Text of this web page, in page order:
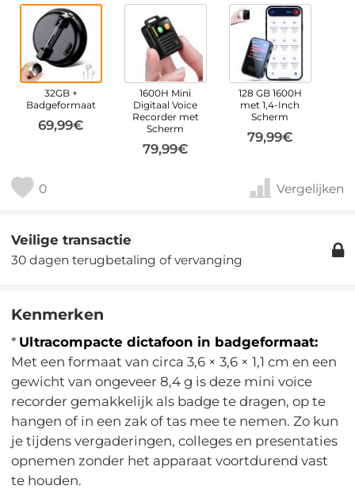
32GB +
Badgeformaat
69,99€
1600H Mini
Digitaal Voice
Recorder met
Scherm
79,99€
128 GB 1600H
met 1,4-Inch
Scherm
79,99€
0 Vergelijken
Veilige transactie
30 dagen terugbetaling of vervanging
Kenmerken
* Ultracompacte dictafoon in badgeformaat:
Met een formaat van circa 3,6 × 3,6 × 1,1 cm en een
gewicht van ongeveer 8,4 g is deze mini voice
recorder gemakkelijk als badge te dragen, op te
hangen of in een zak of tas mee te nemen. Zo kun
je tijdens vergaderingen, colleges en presentaties
opnemen zonder het apparaat voortdurend vast
te houden.